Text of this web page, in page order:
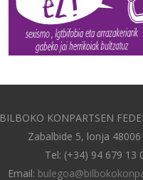
BILBOKO KONPARTSEN
Zabalbide 5, lonja
Tel: (+34) 94 679 13
Email: